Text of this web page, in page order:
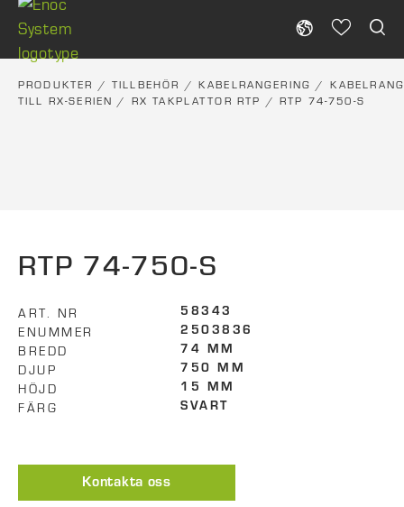
Skip
content
PRODUKTER / TILLBEHÖR / KABELRANGERING /
TILL RX-SERIEN / RX TAKPLATTOR RTP / RTP 74-750-S
RTP 74-750-S
ART. NR 58343
ENUMMER 2503836
BREDD 74 MM
DJUP 750 MM
HÖJD 15 MM
FÄRG SVART
Kontakta oss